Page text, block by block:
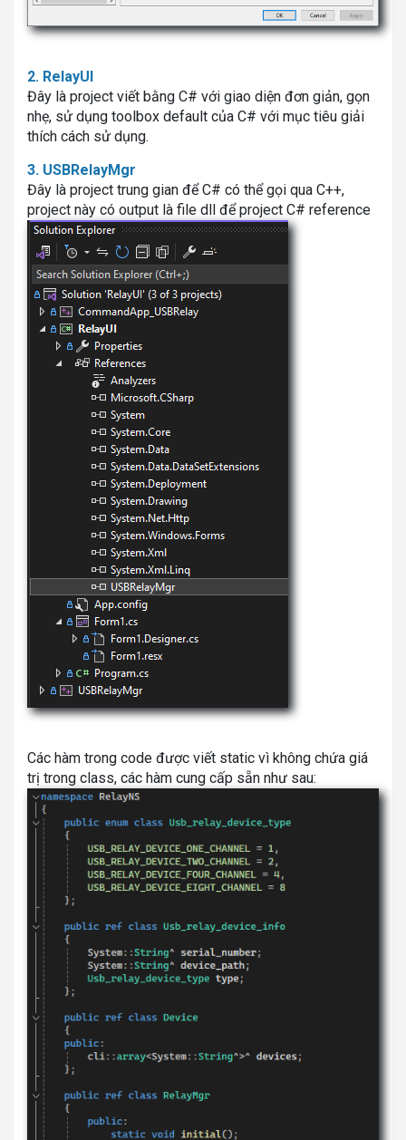
2. RelayUI
Đây là project viết bằng C# với giao diện đơn giản, gọn
nhẹ, sử dụng toolbox default của C# với mục tiêu giải
thích cách sử dụng.
3. USBRelayMgr
Đây là project trung gian để C# có thể gọi qua C++,
project này có output là file dll để project C# reference
Các hàm trong code được viết static vì không chứa giá
trị trong class, các hàm cung cấp sẵn như sau: